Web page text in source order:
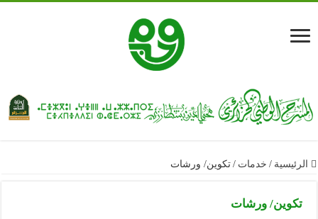
الرئيسية / خدمات / تكوين/ ورشات
تكوين/ ورشات